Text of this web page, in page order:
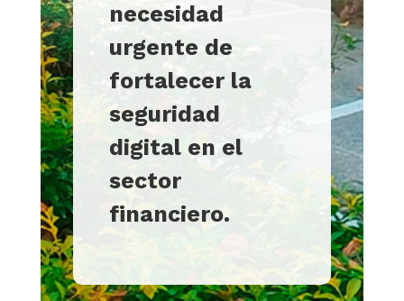
necesidad
urgente de
fortalecer la
seguridad
digital en el
sector
financiero.